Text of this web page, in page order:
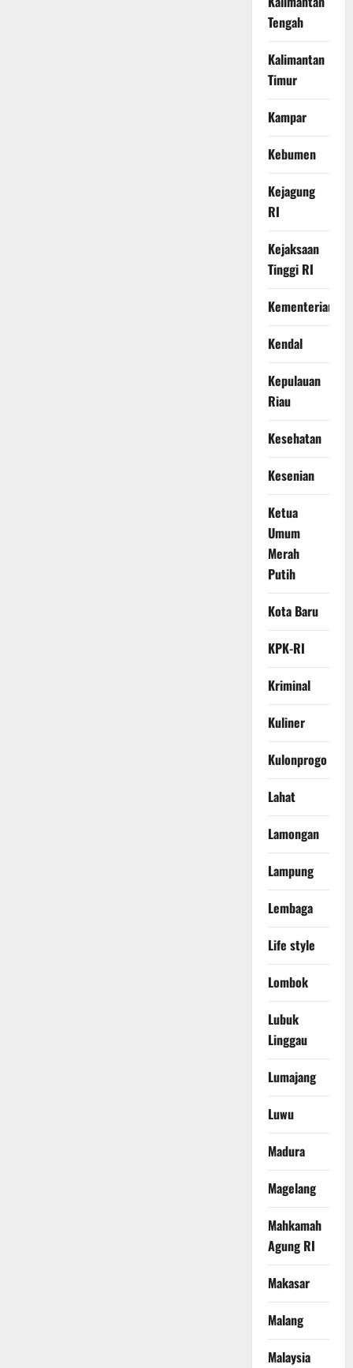
Tengah
Kalimantan
Timur
Kampar
Kebumen
Kejagung
RI
Kejaksaan
Tinggi RI
Kementerian
Kendal
Kepulauan
Riau
Kesehatan
Kesenian
Ketua
Umum
Merah
Putih
Kota Baru
KPK-RI
Kriminal
Kuliner
Kulonprogo
Lahat
Lamongan
Lampung
Lembaga
Life style
Lombok
Lubuk
Linggau
Lumajang
Luwu
Madura
Magelang
Mahkamah
Agung RI
Makasar
Malang
Malaysia